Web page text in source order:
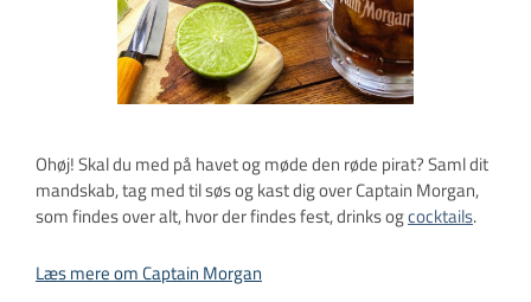
Ohøj! Skal du med på havet og møde den røde pirat? Saml dit
mandskab, tag med til søs og kast dig over Captain Morgan,
som findes over alt, hvor der findes fest, drinks ogcocktails.
Læs mere om Captain Morgan